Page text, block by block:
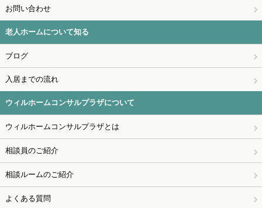
お問い合わせ
老人ホームについて知る
ブログ
入居までの流れ
ウィルホームコンサルプラザについて
ウィルホームコンサルプラザとは
相談員のご紹介
相談ルームのご紹介
よくある質問